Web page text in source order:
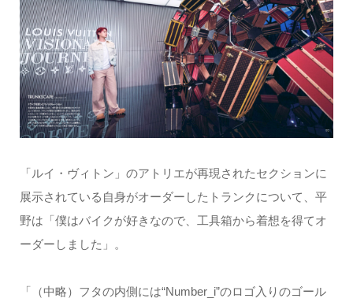
「ルイ・ヴィトン」のアトリエが再現されたセクションに
展示されている自身がオーダーしたトランクについて、平
野は「僕はバイクが好きなので、工具箱から着想を得てオ
ーダーしました」。
「（中略）フタの内側には“Number_i”のロゴ入りのゴール